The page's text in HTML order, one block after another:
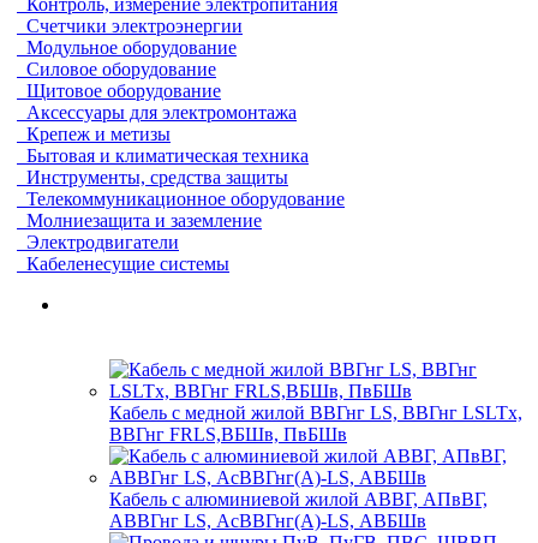
Контроль, измерение электропитания
Счетчики электроэнергии
Модульное оборудование
Силовое оборудование
Щитовое оборудование
Аксессуары для электромонтажа
Крепеж и метизы
Бытовая и климатическая техника
Инструменты, средства защиты
Телекоммуникационное оборудование
Молниезащита и заземление
Электродвигатели
Кабеленесущие системы
Кабель с медной жилой ВВГнг LS, ВВГнг LSLTx,
ВВГнг FRLS,ВБШв, ПвБШв
Кабель с алюминиевой жилой АВВГ, АПвВГ,
АВВГнг LS, АсВВГнг(А)-LS, АВБШв